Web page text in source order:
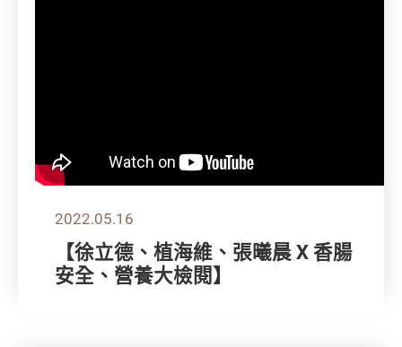
2022.05.16
【徐立德、植海維、張曦晨 X 香腸
安全、營養大檢閱】